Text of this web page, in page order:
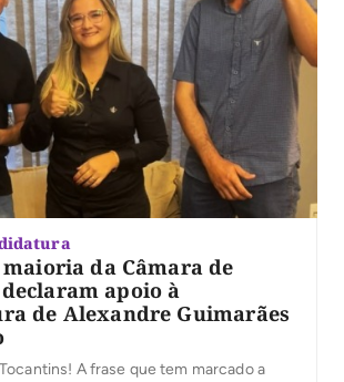
da Câmara de
apoio à
de Alexandre Guimarães
A frase que tem marcado a